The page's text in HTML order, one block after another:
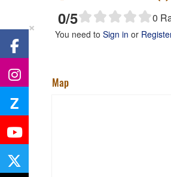
0/5 0
You need to Sign in or
Map
×
Z